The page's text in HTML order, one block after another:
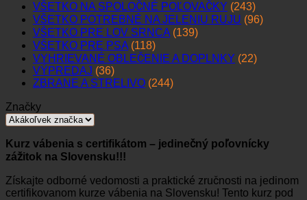
VŠETKO NA SPOLOČNÉ POĽOVAČKY (243)
VŠETKO POTREBNÉ NA JELENIU RUJU (96)
VŠETKO PRE LOV SRNCA (139)
VŠETKO PRE PSA (118)
VYHRIEVANÉ OBLEČENIE A DOPLNKY (22)
VÝPREDAJ (36)
ZBRANE A STRELIVO (244)
Značky
Kurz vábenia s certifikátom – jedinečný poľovnícky
zážitok na Slovensku!!!
Získajte odborné vedomosti a praktické zručnosti na jedinom
certifikovanom kurze vábenia na Slovensku! Tento kurz pod